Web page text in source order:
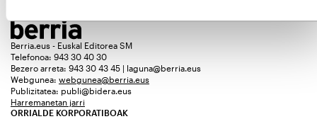
Berria.eus - Euskal Editorea SM
Telefonoa: 943 30 40 30
Bezero arreta: 943 30 43 45 | laguna@berria.eus
Webgunea: webgunea@berria.eus
Publizitatea: publi@bidera.eus
Harremanetan jarri
ORRIALDE KORPORATIBOAK